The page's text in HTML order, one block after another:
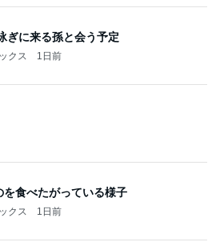
食べたがっている様子
クス 1日前